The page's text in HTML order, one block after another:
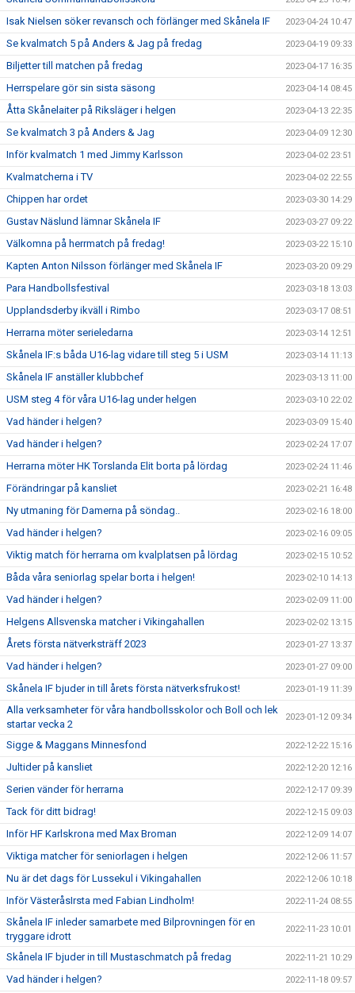
Isak Nielsen söker revansch och förlänger med Skånela IF 2023-04-24 10:47
Se kvalmatch 5 på Anders & Jag på fredag 2023-04-19 09:33
Biljetter till matchen på fredag 2023-04-17 16:35
Herrspelare gör sin sista säsong 2023-04-14 08:45
Åtta Skånelaiter på Riksläger i helgen 2023-04-13 22:35
Se kvalmatch 3 på Anders & Jag 2023-04-09 12:30
Inför kvalmatch 1 med Jimmy Karlsson 2023-04-02 23:51
Kvalmatcherna i TV 2023-04-02 22:55
Chippen har ordet 2023-03-30 14:29
Gustav Näslund lämnar Skånela IF 2023-03-27 09:22
Välkomna på herrmatch på fredag! 2023-03-22 15:10
Kapten Anton Nilsson förlänger med Skånela IF 2023-03-20 09:29
Para Handbollsfestival 2023-03-18 13:03
Upplandsderby ikväll i Rimbo 2023-03-17 08:51
Herrarna möter serieledarna 2023-03-14 12:51
Skånela IF:s båda U16-lag vidare till steg 5 i USM 2023-03-14 11:13
Skånela IF anställer klubbchef 2023-03-13 11:00
USM steg 4 för våra U16-lag under helgen 2023-03-10 22:02
Vad händer i helgen? 2023-03-09 15:40
Vad händer i helgen? 2023-02-24 17:07
Herrarna möter HK Torslanda Elit borta på lördag 2023-02-24 11:46
Förändringar på kansliet 2023-02-21 16:48
Ny utmaning för Damerna på söndag.. 2023-02-16 18:00
Vad händer i helgen? 2023-02-16 09:05
Viktig match för herrarna om kvalplatsen på lördag 2023-02-15 10:52
Båda våra seniorlag spelar borta i helgen! 2023-02-10 14:13
Vad händer i helgen? 2023-02-09 11:00
Helgens Allsvenska matcher i Vikingahallen 2023-02-02 13:15
Årets första nätverksträff 2023 2023-01-27 13:37
Vad händer i helgen? 2023-01-27 09:00
Skånela IF bjuder in till årets första nätverksfrukost! 2023-01-19 11:39
Alla verksamheter för våra handbollsskolor och Boll och lek
startar vecka 2
2023-01-12 09:34
Sigge & Maggans Minnesfond 2022-12-22 15:16
Jultider på kansliet 2022-12-20 12:16
Serien vänder för herrarna 2022-12-17 09:39
Tack för ditt bidrag! 2022-12-15 09:03
Inför HF Karlskrona med Max Broman 2022-12-09 14:07
Viktiga matcher för seniorlagen i helgen 2022-12-06 11:57
Nu är det dags för Lussekul i Vikingahallen 2022-12-06 10:18
Inför VästeråsIrsta med Fabian Lindholm! 2022-11-24 08:55
Skånela IF inleder samarbete med Bilprovningen för en
tryggare idrott
2022-11-23 10:01
Skånela IF bjuder in till Mustaschmatch på fredag 2022-11-21 10:29
Vad händer i helgen? 2022-11-18 09:57